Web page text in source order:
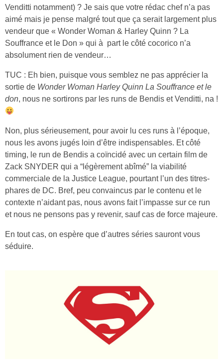
Venditti notamment) ? Je sais que votre rédac chef n’a pas
aimé mais je pense malgré tout que ça serait largement plus
vendeur que « Wonder Woman & Harley Quinn ? La
Souffrance et le Don » qui à part le côté cocorico n’a
absolument rien de vendeur…
TUC : Eh bien, puisque vous semblez ne pas apprécier la
sortie de Wonder Woman Harley Quinn La Souffrance et le
don, nous ne sortirons par les runs de Bendis et Venditti, na !
Non, plus sérieusement, pour avoir lu ces runs à l’époque,
nous les avons jugés loin d’être indispensables. Et côté
timing, le run de Bendis a coïncidé avec un certain film de
Zack SNYDER qui a “légèrement abîmé” la viabilité
commerciale de la Justice League, pourtant l’un des titres-
phares de DC. Bref, peu convaincus par le contenu et le
contexte n’aidant pas, nous avons fait l’impasse sur ce run
et nous ne pensons pas y revenir, sauf cas de force majeure.
En tout cas, on espère que d’autres séries sauront vous
séduire.